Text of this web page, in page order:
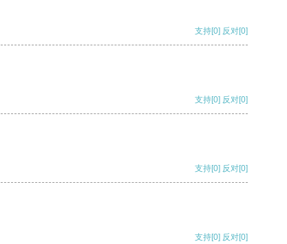
支持[0] 反对[0]
支持[0] 反对[0]
支持[0] 反对[0]
支持[0] 反对[0]